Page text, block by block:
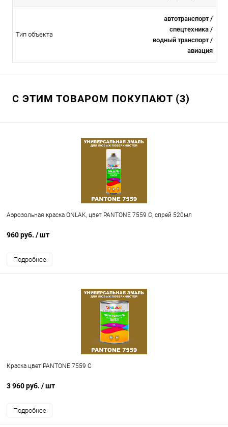
Тип объекта
автотранспорт /
спецтехника /
водный транспорт /
авиация
С ЭТИМ ТОВАРОМ ПОКУПАЮТ (3)
Аэрозольная краска ONLAK, цвет PANTONE 7559 C, спрей 520мл
960 руб. / шт
Подробнее
Краска цвет PANTONE 7559 C
3 960 руб. / шт
Подробнее